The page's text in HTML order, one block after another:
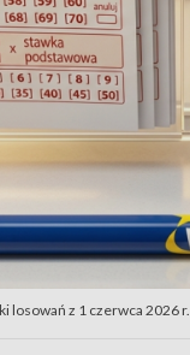
losowań z 1 czerwca 2026 r.